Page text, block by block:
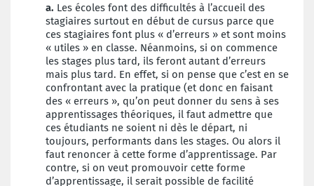
a. Les écoles font des difficultés à l’accueil des
stagiaires surtout en début de cursus parce que
ces stagiaires font plus « d’erreurs » et sont moins
« utiles » en classe. Néanmoins, si on commence
les stages plus tard, ils feront autant d’erreurs
mais plus tard. En effet, si on pense que c’est en se
confrontant avec la pratique (et donc en faisant
des « erreurs », qu’on peut donner du sens à ses
apprentissages théoriques, il faut admettre que
ces étudiants ne soient ni dès le départ, ni
toujours, performants dans les stages. Ou alors il
faut renoncer à cette forme d’apprentissage. Par
contre, si on veut promouvoir cette forme
d’apprentissage, il serait possible de facilité